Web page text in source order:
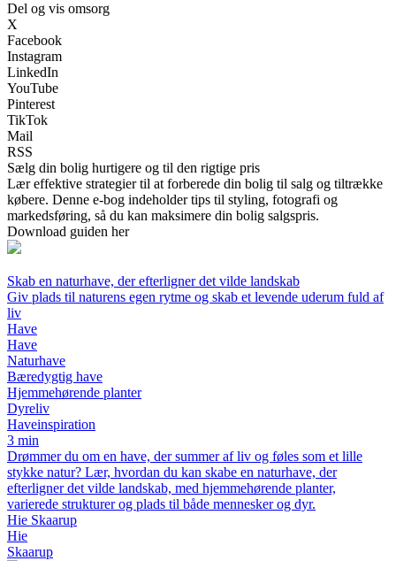
Del og vis omsorg
X
Facebook
Instagram
LinkedIn
YouTube
Pinterest
TikTok
Mail
RSS
Sælg din bolig hurtigere og til den rigtige pris
Lær effektive strategier til at forberede din bolig til salg og tiltrække
købere. Denne e-bog indeholder tips til styling, fotografi og
markedsføring, så du kan maksimere din bolig salgspris.
Download guiden her
Skab en naturhave, der efterligner det vilde landskab
Giv plads til naturens egen rytme og skab et levende uderum fuld af
liv
Have
Have
Naturhave
Bæredygtig have
Hjemmehørende planter
Dyreliv
Haveinspiration
3 min
Drømmer du om en have, der summer af liv og føles som et lille
stykke natur? Lær, hvordan du kan skabe en naturhave, der
efterligner det vilde landskab, med hjemmehørende planter,
varierede strukturer og plads til både mennesker og dyr.
Hie Skaarup
Hie
Skaarup